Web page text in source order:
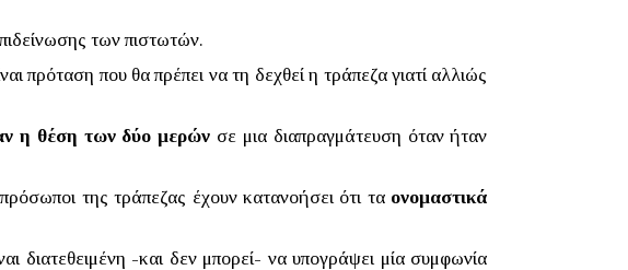
των πιστωτών.
που θα πρέπει να τη δεχθεί η τράπεζα γιατί αλλιώς
η θέση των δύο μερών σε μια διαπραγμάτευση όταν ήταν
της τράπεζας έχουν κατανοήσει ότι τα ονομαστικά
διατεθειμένη -και δεν μπορεί- να υπογράψει μία συμφωνία